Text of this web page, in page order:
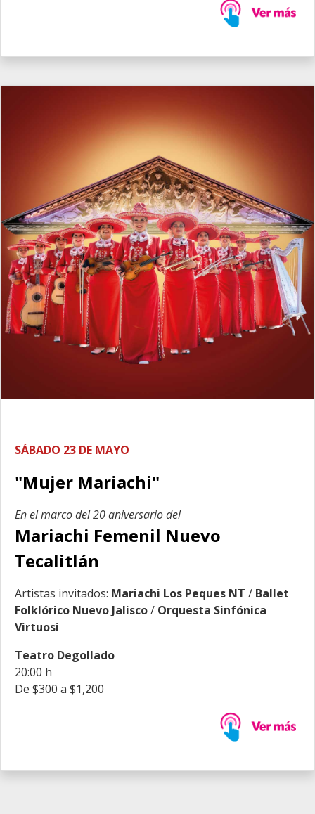
SÁBADO 23 DE MAYO
"Mujer Mariachi"
En el marco del 20 aniversario del
Mariachi Femenil Nuevo
Tecalitlán
Artistas invitados: Mariachi Los Peques NT / Ballet
Folklórico Nuevo Jalisco/ Orquesta Sinfónica
Virtuosi
Teatro Degollado
20:00 h
De $300 a $1,200